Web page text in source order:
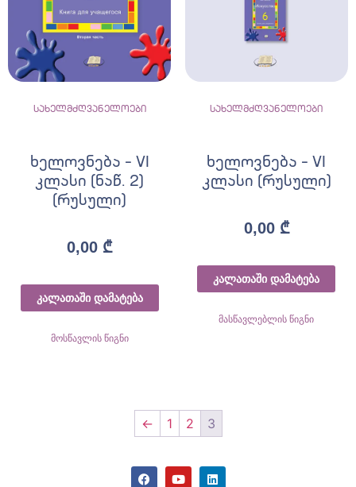
სახელმძღვანელოები
ხელოვნება – VI
კლასი (ნაწ. 2)
(რუსული)
0,00 ₾
კალათაში დამატება
მოსწავლის წიგნი
სახელმძღვანელოები
ხელოვნება – VI
კლასი (რუსული)
0,00 ₾
კალათაში დამატება
მასწავლებლის წიგნი
← 1 2 3